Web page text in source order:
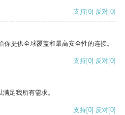
支持[0] 反对[0]
提供全球覆盖和最高安全性的连接。
支持[0] 反对[0]
足我所有需求。
支持[0] 反对[0]